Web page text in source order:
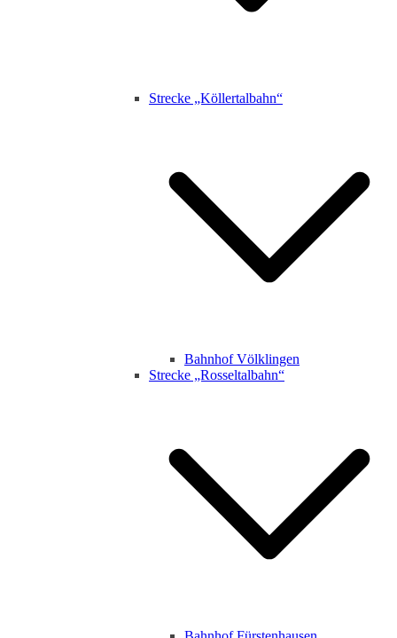
Strecke „Köllertalbahn“
Bahnhof Völklingen
Strecke „Rosseltalbahn“